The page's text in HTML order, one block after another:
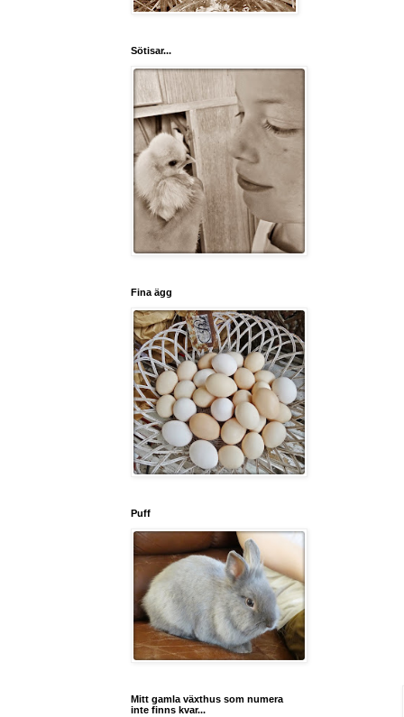
Sötisar...
Fina ägg
Puff
Mitt gamla växthus som numera
inte finns kvar...